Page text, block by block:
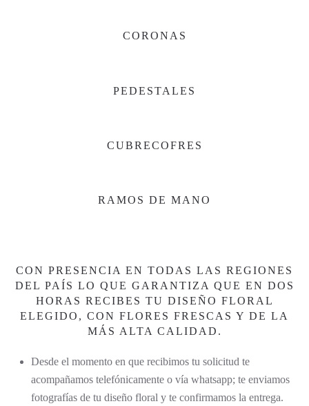
CORONAS
PEDESTALES
CUBRECOFRES
RAMOS DE MANO
CON PRESENCIA EN TODAS LAS REGIONES
DEL PAÍS LO QUE GARANTIZA QUE EN DOS
HORAS RECIBES TU DISEÑO FLORAL
ELEGIDO, CON FLORES FRESCAS Y DE LA
MÁS ALTA CALIDAD.
Desde el momento en que recibimos tu solicitud te
acompañamos telefónicamente o vía whatsapp; te enviamos
fotografías de tu diseño floral y te confirmamos la entrega.